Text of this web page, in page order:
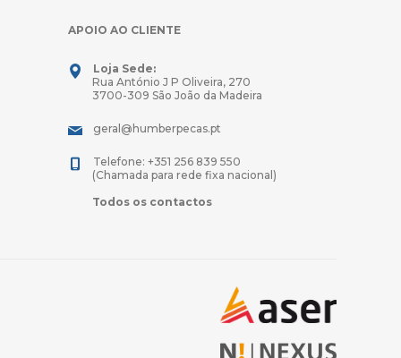
APOIO AO CLIENTE
Loja Sede:
Rua António J P Oliveira, 270
3700-309 São João da Madeira
geral@humberpecas.pt
Telefone: +351 256 839 550
(Chamada para rede fixa nacional)
Todos os contactos